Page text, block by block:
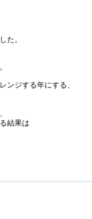
た。
ンジする年にする、
結果は